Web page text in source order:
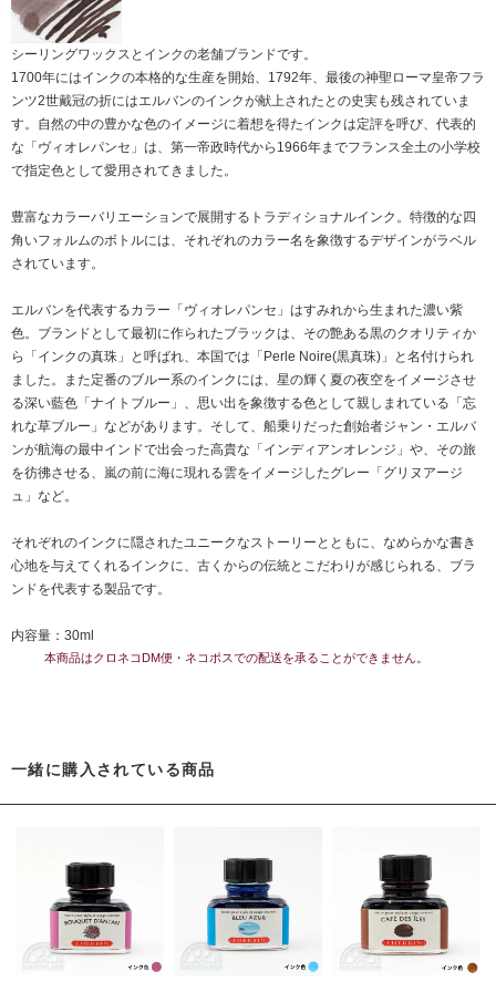
シーリングワックスとインクの老舗ブランドです。
1700年にはインクの本格的な生産を開始、1792年、最後の神聖ローマ皇帝フラ
ンツ2世戴冠の折にはエルバンのインクが献上されたとの史実も残されていま
す。自然の中の豊かな色のイメージに着想を得たインクは定評を呼び、代表的
な「ヴィオレパンセ」は、第一帝政時代から1966年までフランス全土の小学校
で指定色として愛用されてきました。
豊富なカラーバリエーションで展開するトラディショナルインク。特徴的な四
角いフォルムのボトルには、それぞれのカラー名を象徴するデザインがラベル
されています。
エルバンを代表するカラー「ヴィオレパンセ」はすみれから生まれた濃い紫
色。ブランドとして最初に作られたブラックは、その艶ある黒のクオリティか
ら「インクの真珠」と呼ばれ、本国では「Perle Noire(黒真珠)」と名付けられ
ました。また定番のブルー系のインクには、星の輝く夏の夜空をイメージさせ
る深い藍色「ナイトブルー」、思い出を象徴する色として親しまれている「忘
れな草ブルー」などがあります。そして、船乗りだった創始者ジャン・エルバ
ンが航海の最中インドで出会った高貴な「インディアンオレンジ」や、その旅
を彷彿させる、嵐の前に海に現れる雲をイメージしたグレー「グリヌアージ
ュ」など。
それぞれのインクに隠されたユニークなストーリーとともに、なめらかな書き
心地を与えてくれるインクに、古くからの伝統とこだわりが感じられる、ブラ
ンドを代表する製品です。
内容量：30ml
本商品はクロネコDM便・ネコポスでの配送を承ることができません。
一緒に購入されている商品